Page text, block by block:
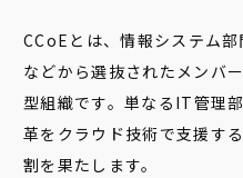
CCoEとは、情報システム
などから選抜されたメンバ
型組織です。単なるIT管理
革をクラウド技術で支援す
割を果たします。